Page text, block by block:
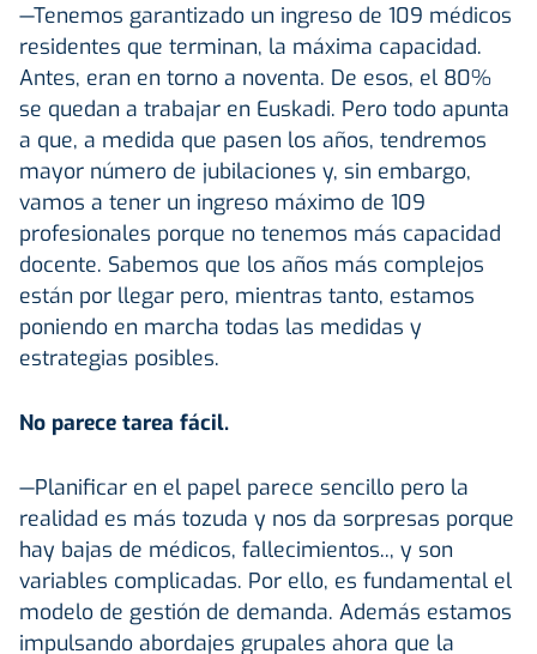
—Tenemos garantizado un ingreso de 109 médicos
residentes que terminan, la máxima capacidad.
Antes, eran en torno a noventa. De esos, el 80%
se quedan a trabajar en Euskadi. Pero todo apunta
a que, a medida que pasen los años, tendremos
mayor número de jubilaciones y, sin embargo,
vamos a tener un ingreso máximo de 109
profesionales porque no tenemos más capacidad
docente. Sabemos que los años más complejos
están por llegar pero, mientras tanto, estamos
poniendo en marcha todas las medidas y
estrategias posibles.
No parece tarea fácil.
—Planificar en el papel parece sencillo pero la
realidad es más tozuda y nos da sorpresas porque
hay bajas de médicos, fallecimientos.., y son
variables complicadas. Por ello, es fundamental el
modelo de gestión de demanda. Además estamos
impulsando abordajes grupales ahora que la